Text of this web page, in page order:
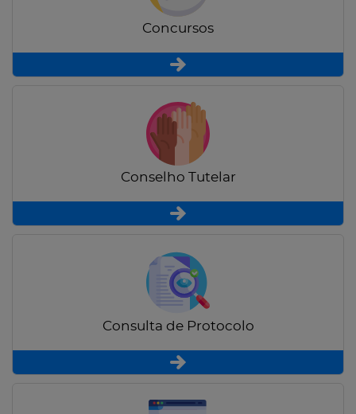
Concursos
Conselho Tutelar
Consulta de Protocolo